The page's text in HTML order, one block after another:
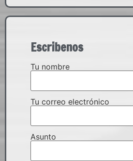
Escribenos
Tu nombre
Tu correo electrónico
Asunto